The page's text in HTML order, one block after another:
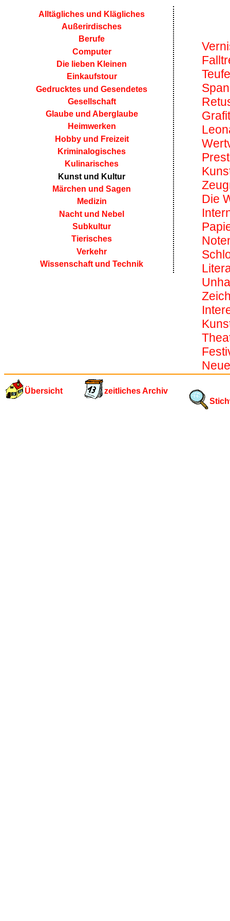
Alltägliches und Klägliches
Außerirdisches
Berufe
Computer
Die lieben Kleinen
Einkaufstour
Gedrucktes und Gesendetes
Gesellschaft
Glaube und Aberglaube
Heimwerken
Hobby und Freizeit
Kriminalogisches
Kulinarisches
Kunst und Kultur
Märchen und Sagen
Medizin
Nacht und Nebel
Subkultur
Tierisches
Verkehr
Wissenschaft und Technik
Die
Übersicht
zeitliches Archiv